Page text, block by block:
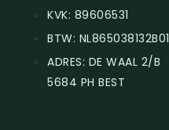
KVK: 89606531
BTW: NL865038132B01
ADRES: DE WAAL 2/B
5684 PH BEST